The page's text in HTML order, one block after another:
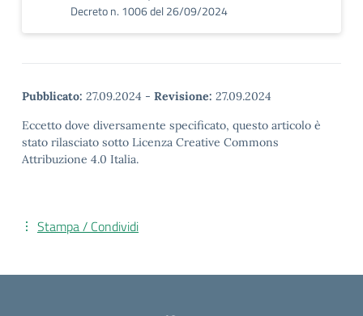
Decreto n. 1006 del 26/09/2024
Pubblicato: 27.09.2024 - Revisione: 27.09.2024
Eccetto dove diversamente specificato, questo articolo è
stato rilasciato sotto Licenza Creative Commons
Attribuzione 4.0 Italia.
Stampa / Condividi